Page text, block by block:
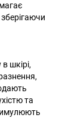
шкірі,
та